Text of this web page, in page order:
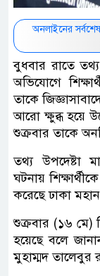
অনলাইনের
বুধবার রাতে
অভিযোগে
তাকে
আরো ক্ষুব্ধ হয়ে
শুক্রবার তাকে
তথ্য উপদেষ্টা
ঘটনায়
করেছে ঢাকা
শুক্রবার (১৬ মে)
হয়েছে বলে
মুহাম্মদ তালেবুর